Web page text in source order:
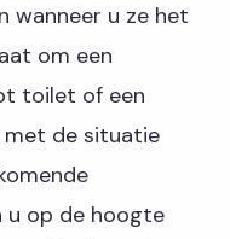
​​wanneer u ze het
om een
toilet of een
met de situatie
u op de hoogte